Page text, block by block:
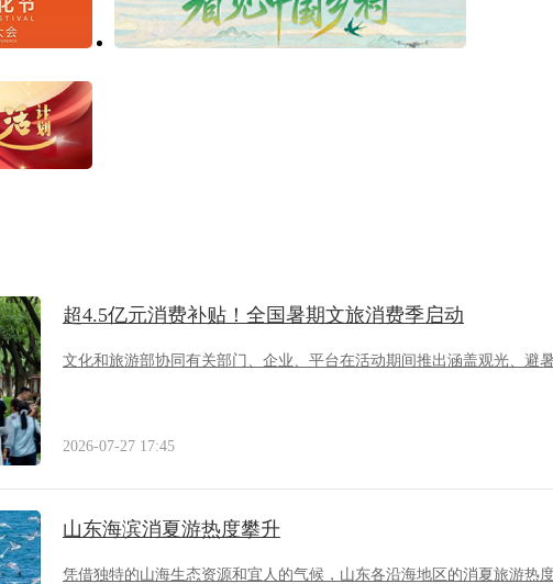
超4.5亿元消费补贴！全国暑期文旅消费季启动
文化和旅游部协同有关部门、企业、平台在活动期间推出涵盖观光、避
2026-07-27 17:45
山东海滨消夏游热度攀升
凭借独特的山海生态资源和宜人的气候，山东各沿海地区的消夏旅游热度